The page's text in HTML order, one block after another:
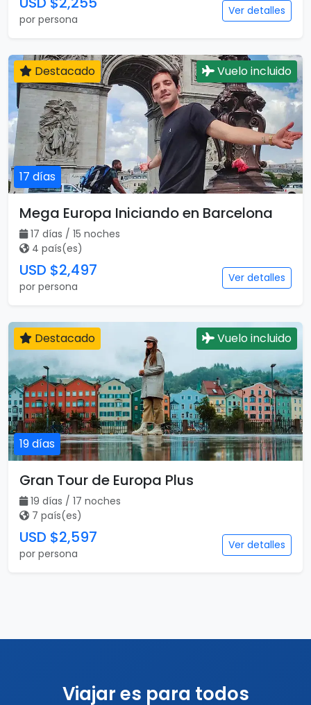
Irlanda con Londres
13 días / 13 noches
3 país(es)
USD $2,255
por persona
Ver detalles
17 días
Destacado Vuelo incluido
Mega Europa Iniciando en Barcelona
17 días / 15 noches
4 país(es)
USD $2,497
por persona
Ver detalles
19 días
Destacado Vuelo incluido
USD $2,597